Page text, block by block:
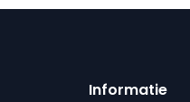
Informatie